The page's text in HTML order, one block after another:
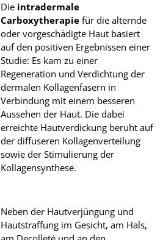
Die intradermale
Carboxytherapie für die alternde
oder vorgeschädigte Haut basiert
auf den positiven Ergebnissen einer
Studie: Es kam zu einer
Regeneration und Verdichtung der
dermalen Kollagenfasern in
Verbindung mit einem besseren
Aussehen der Haut. Die dabei
erreichte Hautverdickung beruht auf
der diffuseren Kollagenverteilung
sowie der Stimulierung der
Kollagensynthese.
Neben der Hautverjüngung und
Hautstraffung im Gesicht, am Hals,